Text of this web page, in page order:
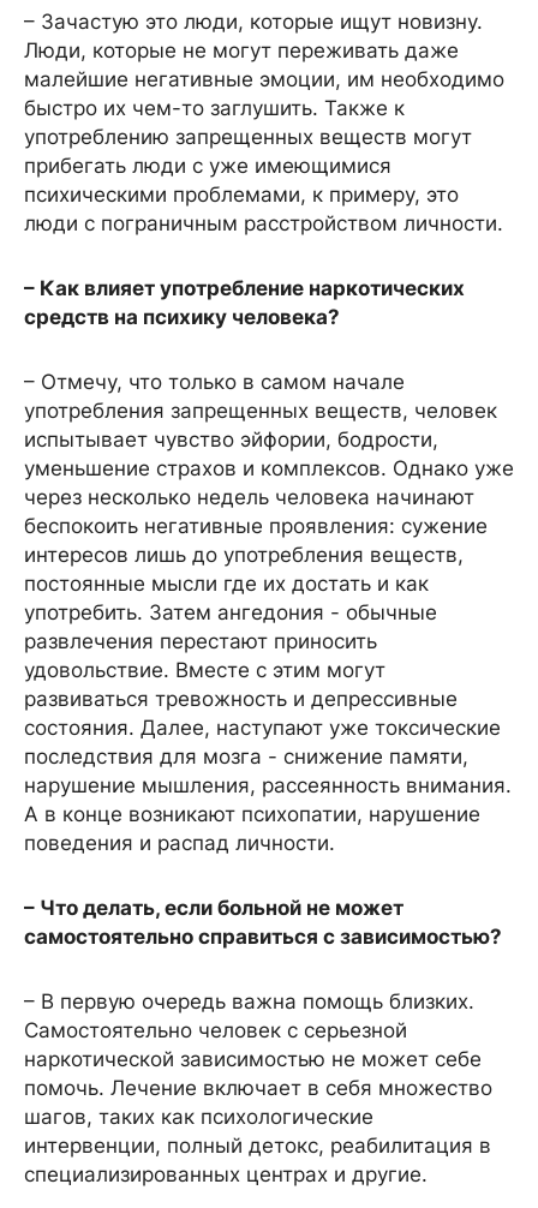
– Зачастую это люди, которые ищут новизну.
Люди, которые не могут переживать даже
малейшие негативные эмоции, им необходимо
быстро их чем-то заглушить. Также к
употреблению запрещенных веществ могут
прибегать люди с уже имеющимися
психическими проблемами, к примеру, это
люди с пограничным расстройством личности.
– Как влияет употребление наркотических
средств на психику человека?
– Отмечу, что только в самом начале
употребления запрещенных веществ, человек
испытывает чувство эйфории, бодрости,
уменьшение страхов и комплексов. Однако уже
через несколько недель человека начинают
беспокоить негативные проявления: сужение
интересов лишь до употребления веществ,
постоянные мысли где их достать и как
употребить. Затем ангедония - обычные
развлечения перестают приносить
удовольствие. Вместе с этим могут
развиваться тревожность и депрессивные
состояния. Далее, наступают уже токсические
последствия для мозга - снижение памяти,
нарушение мышления, рассеянность внимания.
А в конце возникают психопатии, нарушение
поведения и распад личности.
– Что делать, если больной не может
самостоятельно справиться с зависимостью?
– В первую очередь важна помощь близких.
Самостоятельно человек с серьезной
наркотической зависимостью не может себе
помочь. Лечение включает в себя множество
шагов, таких как психологические
интервенции, полный детокс, реабилитация в
специализированных центрах и другие.